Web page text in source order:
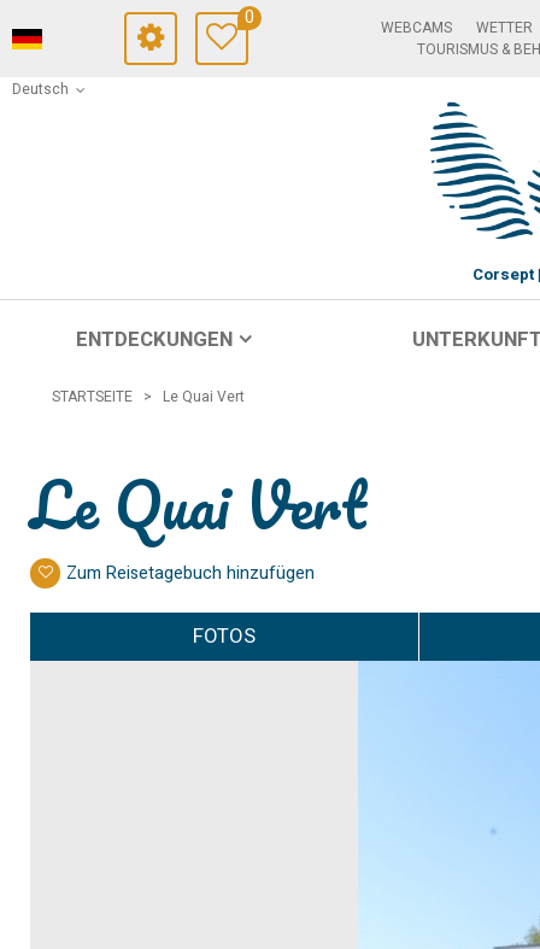
Deutsch
0 WEBCAMS
WETTER
TOURISMUS &
Corsept
ENTDECKUNGEN
STARTSEITE > Le Quai Vert
Le Quai Vert
Zum Reisetagebuch hinzufügen
FOTOS